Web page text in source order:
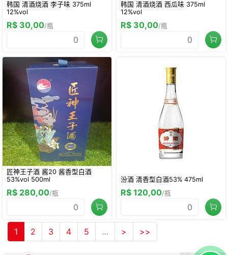
韩国 清酒烧酒 李子味 375ml
12%vol
R$ 30,00/瓶
韩国 清酒烧酒 西瓜味 375ml
12%vol
R$ 30,00/瓶
匠神王子酒 酱20 酱香型白酒
53%vol 500ml
R$ 280,00/瓶
汾酒 清香型白酒53% 475ml
R$ 120,00/瓶
1 2 3 4 5 … > >>